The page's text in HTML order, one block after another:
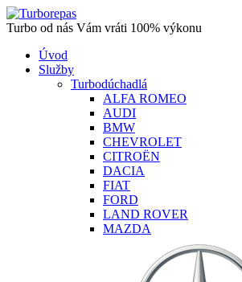
Turbo od nás Vám vráti 100% výkonu
Úvod
Služby
Turbodúchadlá
ALFA ROMEO
AUDI
BMW
CHEVROLET
CITROËN
DACIA
FIAT
FORD
LAND ROVER
MAZDA